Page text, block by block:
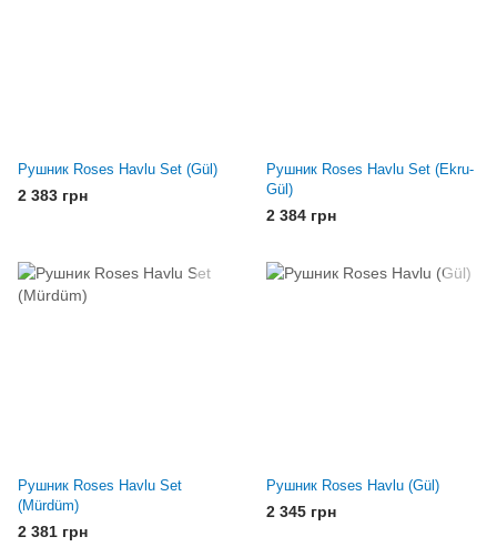
Рушник Roses Havlu Set (Gül)
2 383 грн
Рушник Roses Havlu Set (Ekru-
Gül)
2 384 грн
Рушник Roses Havlu Set
(Mürdüm)
2 381 грн
Рушник Roses Havlu (Gül)
2 345 грн